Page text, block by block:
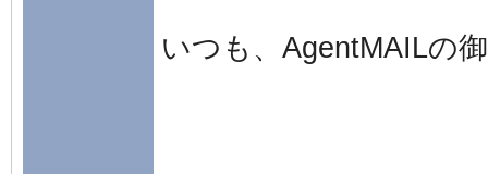
いつも、AgentMAILの